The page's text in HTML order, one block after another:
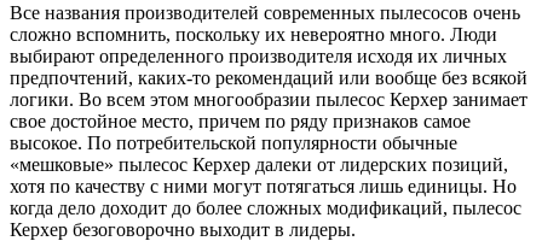
Все названия производителей современных пылесосов очень
сложно вспомнить, поскольку их невероятно много. Люди
выбирают определенного производителя исходя их личных
предпочтений, каких-то рекомендаций или вообще без всякой
логики. Во всем этом многообразии пылесос Керхер занимает
свое достойное место, причем по ряду признаков самое
высокое. По потребительской популярности обычные
«мешковые» пылесос Керхер далеки от лидерских позиций,
хотя по качеству с ними могут потягаться лишь единицы. Но
когда дело доходит до более сложных модификаций, пылесос
Керхер безоговорочно выходит в лидеры.